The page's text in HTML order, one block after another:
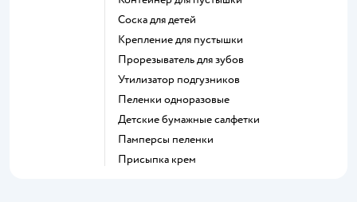
соска для детей
крепление для пустышки
прорезыватель для зубов
утилизатор подгузников
пеленки одноразовые
детские бумажные салфетки
памперсы пеленки
присыпка крем